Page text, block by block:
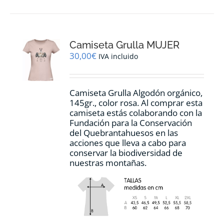
se
pueden
en
página
de
producto
Camiseta Grulla MUJER
30,00€ IVA incluido
Camiseta Grulla Algodón orgánico,
145gr., color rosa. Al comprar esta
camiseta estás colaborando con la
Fundación para la Conservación
del Quebrantahuesos en las
acciones que lleva a cabo para
conservar la biodiversidad de
nuestras montañas.